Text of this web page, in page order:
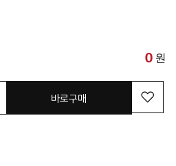
0 원
바로구매